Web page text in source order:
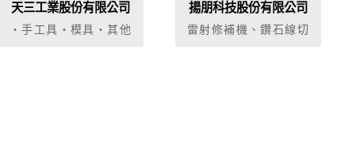
天三工業股份有限公司
‧手工具‧模具‧其他
揚朋科技股份有限公司
雷射修補機、鑽石線切